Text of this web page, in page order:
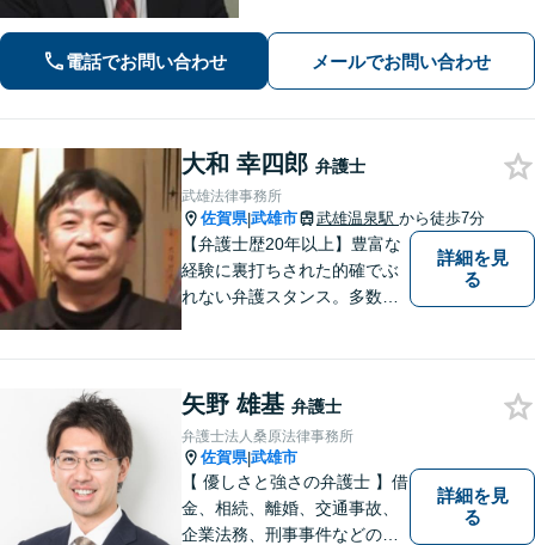
親しみやすい弁護士として、あなたの
お悩みをしっかり受け止めます！
電話でお問い合わせ メールでお問い合わせ
大和 幸四郎 弁護士
武雄法律事務所
佐賀県|武雄市 武雄温泉駅 から徒歩7分
【弁護士歴20年以上】豊富な
経験に裏打ちされた的確でぶ
れない弁護スタンス。多数の
法書士などとも連携しワンス
トップで解決。難事件には他
弁護士と協力も。元調停委
員。
詳細を見
る
矢野 雄基 弁護士
弁護士法人桑原法律事務所
佐賀県|武雄市
【 優しさと強さの弁護士 】借
金、相続、離婚、交通事故、
企業法務、刑事事件などのご
詳細を見
る